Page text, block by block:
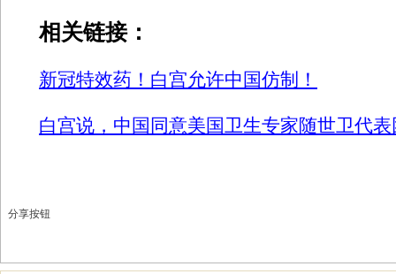
相关链接：
新冠特效药！白宫允许中国仿制！
白宫说，中国同意美国卫生专家随世卫代
分享按钮